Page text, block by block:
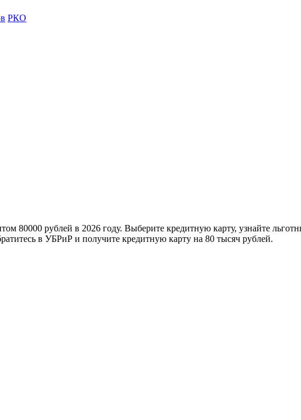
РКО
80000 рублей в 2026 году. Выберите кредитную карту, узнайте
в УБРиР и получите кредитную карту на 80 тысяч рублей.